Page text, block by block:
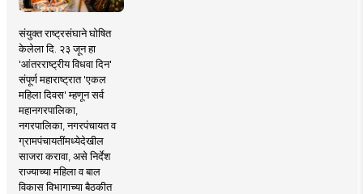
संयुक्त राष्ट्रसंघाने घोषित
केलेला दि. २३ जून हा
'आंतरराष्ट्रीय विधवा दिन'
संपूर्ण महाराष्ट्रात 'एकल
महिला दिवस' म्हणून सर्व
महानगरपालिका,
नगरपालिका, नगरपंचायत व
ग्रामपंचायतींमध्येदेखील
साजरा करावा, असे निर्देश
राज्याच्या महिला व बाल
विकास विभागाच्या बैठकीत